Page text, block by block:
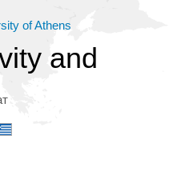
of Athens
and